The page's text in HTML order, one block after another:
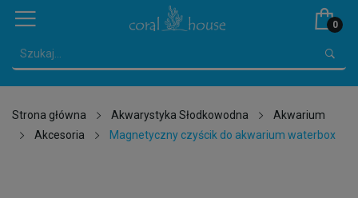
0
Strona główna Akwarystyka Słodkowodna
Akwarium
Akcesoria
Magnetyczny czyścik do akwarium waterbox